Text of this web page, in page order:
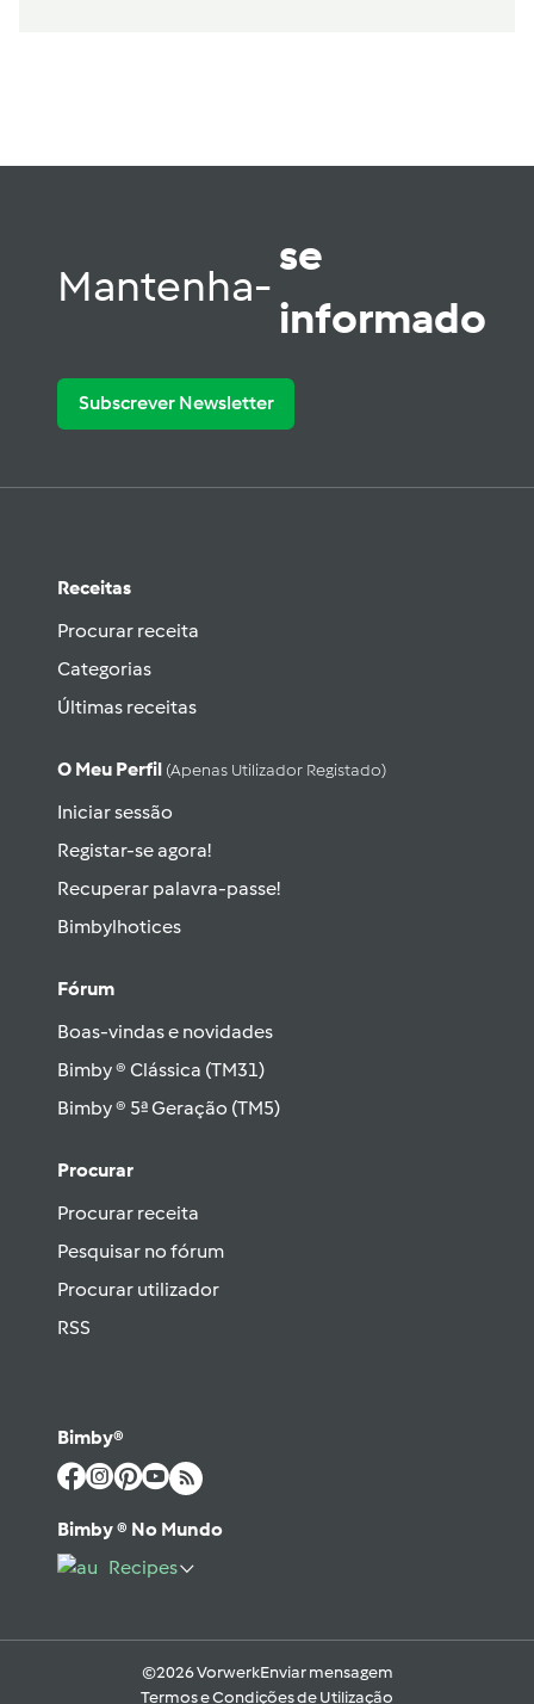
Mantenha-
se
informado
Subscrever Newsletter
Receitas
Procurar receita
Categorias
Últimas receitas
O Meu Perfil (apenas Utilizador Registado)
Iniciar sessão
Registar-se agora!
Recuperar palavra-passe!
Bimbylhotices
Fórum
Boas-vindas e novidades
Bimby ® Clássica (TM31)
Bimby ® 5ª Geração (TM5)
Procurar
Procurar receita
Pesquisar no fórum
Procurar utilizador
RSS
Bimby®
Bimby ® No Mundo
Recipes
©2026 VorwerkEnviar mensagem
Termos e Condições de Utilização